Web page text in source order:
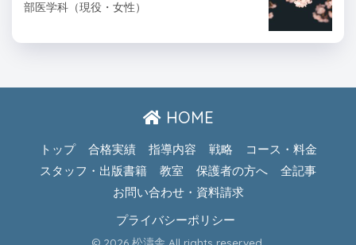
部医学科（現役・女性）
HOME
トップ 合格実績 指導内容 戦略
コース・料金
スタッフ・出版書籍
教室 保護者の方へ
全記事
お問い合わせ・資料請求
プライバシーポリシー
© 2026 松濤舎 All rights reserved.